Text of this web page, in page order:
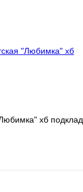
хб подклад